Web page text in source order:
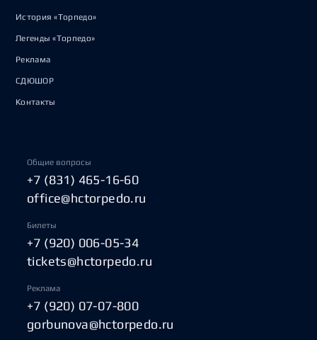
История «Торпедо»
Легенды «Торпедо»
Реклама
СДЮШОР
Контакты
Общие вопросы
+7 (831) 465-16-60
office@hctorpedo.ru
Билеты
+7 (920) 006-05-34
tickets@hctorpedo.ru
Реклама
+7 (920) 07-07-800
gorbunova@hctorpedo.ru